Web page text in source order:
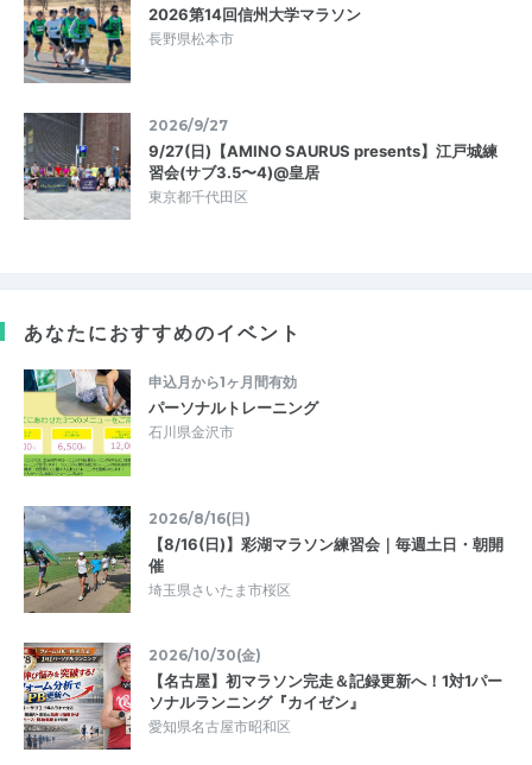
2026第14回信州大学マラソン
長野県松本市
2026/9/27
9/27(日)【AMINO SAURUS presents】江戸城練
習会(サブ3.5〜4)@皇居
東京都千代田区
あなたにおすすめのイベント
申込月から1ヶ月間有効
パーソナルトレーニング
石川県金沢市
2026/8/16(日)
【8/16(日)】彩湖マラソン練習会｜毎週土日・朝開
催
埼玉県さいたま市桜区
2026/10/30(金)
【名古屋】初マラソン完走＆記録更新へ！1対1パー
ソナルランニング『カイゼン』
愛知県名古屋市昭和区